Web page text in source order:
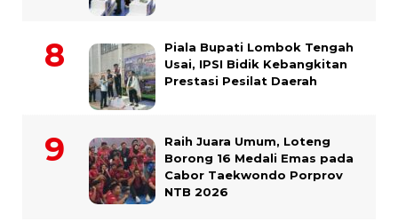
Piala Bupati Lombok Tengah
Usai, IPSI Bidik Kebangkitan
Prestasi Pesilat Daerah
Raih Juara Umum, Loteng
Borong 16 Medali Emas pada
Cabor Taekwondo Porprov
NTB 2026